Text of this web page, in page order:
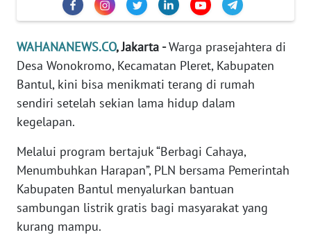
WAHANANEWS.CO, Jakarta -Warga prasejahtera di
Desa Wonokromo, Kecamatan Pleret, Kabupaten
Bantul, kini bisa menikmati terang di rumah
sendiri setelah sekian lama hidup dalam
kegelapan.
Melalui program bertajuk “Berbagi Cahaya,
Menumbuhkan Harapan”, PLN bersama Pemerintah
Kabupaten Bantul menyalurkan bantuan
sambungan listrik gratis bagi masyarakat yang
kurang mampu.
KONTAK
KAMI
INFO
IKLAN
TENTANG
MEDIA
SIBER